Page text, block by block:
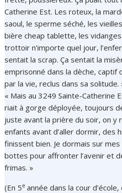
Catherine Est. Les roteux, la
saoul, le sperme séché, les
bière cheap tablette, les
trottoir n’importe quel jour,
sentait la scrap. Ça sentait la
emprisonné dans la dèche, captif
par la vie, reclus dans sa solitude.
« Mais au 3249 Sainte-Catherine
riait à gorge déployée, toujours
juste avant la prière du soir, on y
enfants avant d’aller dormir, des
finissent bien. Je dormais sur
bottes pour affronter l’avenir et
frimas. »
(En 5e année dans la cour